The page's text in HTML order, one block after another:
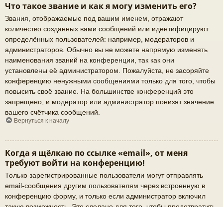
Что такое звание и как я могу изменить его?
Звания, отображаемые под вашим именем, отражают
количество созданных вами сообщений или идентифицируют
определённых пользователей: например, модераторов и
администраторов. Обычно вы не можете напрямую изменять
наименования званий на конференции, так как они
установлены её администратором. Пожалуйста, не засоряйте
конференцию ненужными сообщениями только для того, чтобы
повысить своё звание. На большинстве конференций это
запрещено, и модератор или администратор понизят значение
вашего счётчика сообщений.
Вернуться к началу
Когда я щёлкаю по ссылке «email», от меня
требуют войти на конференцию!
Только зарегистрированные пользователи могут отправлять
email-сообщения другим пользователям через встроенную в
конференцию форму, и только если администратор включил